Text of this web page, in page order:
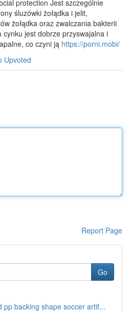
protection Jest szczególnie
śluzówki żołądka i jelit,
żołądka oraz zwalczania bakterii
jest dobrze przyswajalna i
co czyni ją https://porni.mobi/
Upvoted
Report Page
Go
pp backing shape soccer artif...